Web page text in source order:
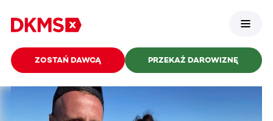
ZOSTAŃ DAWCĄ PRZEKAŻ DAROWIZNĘ